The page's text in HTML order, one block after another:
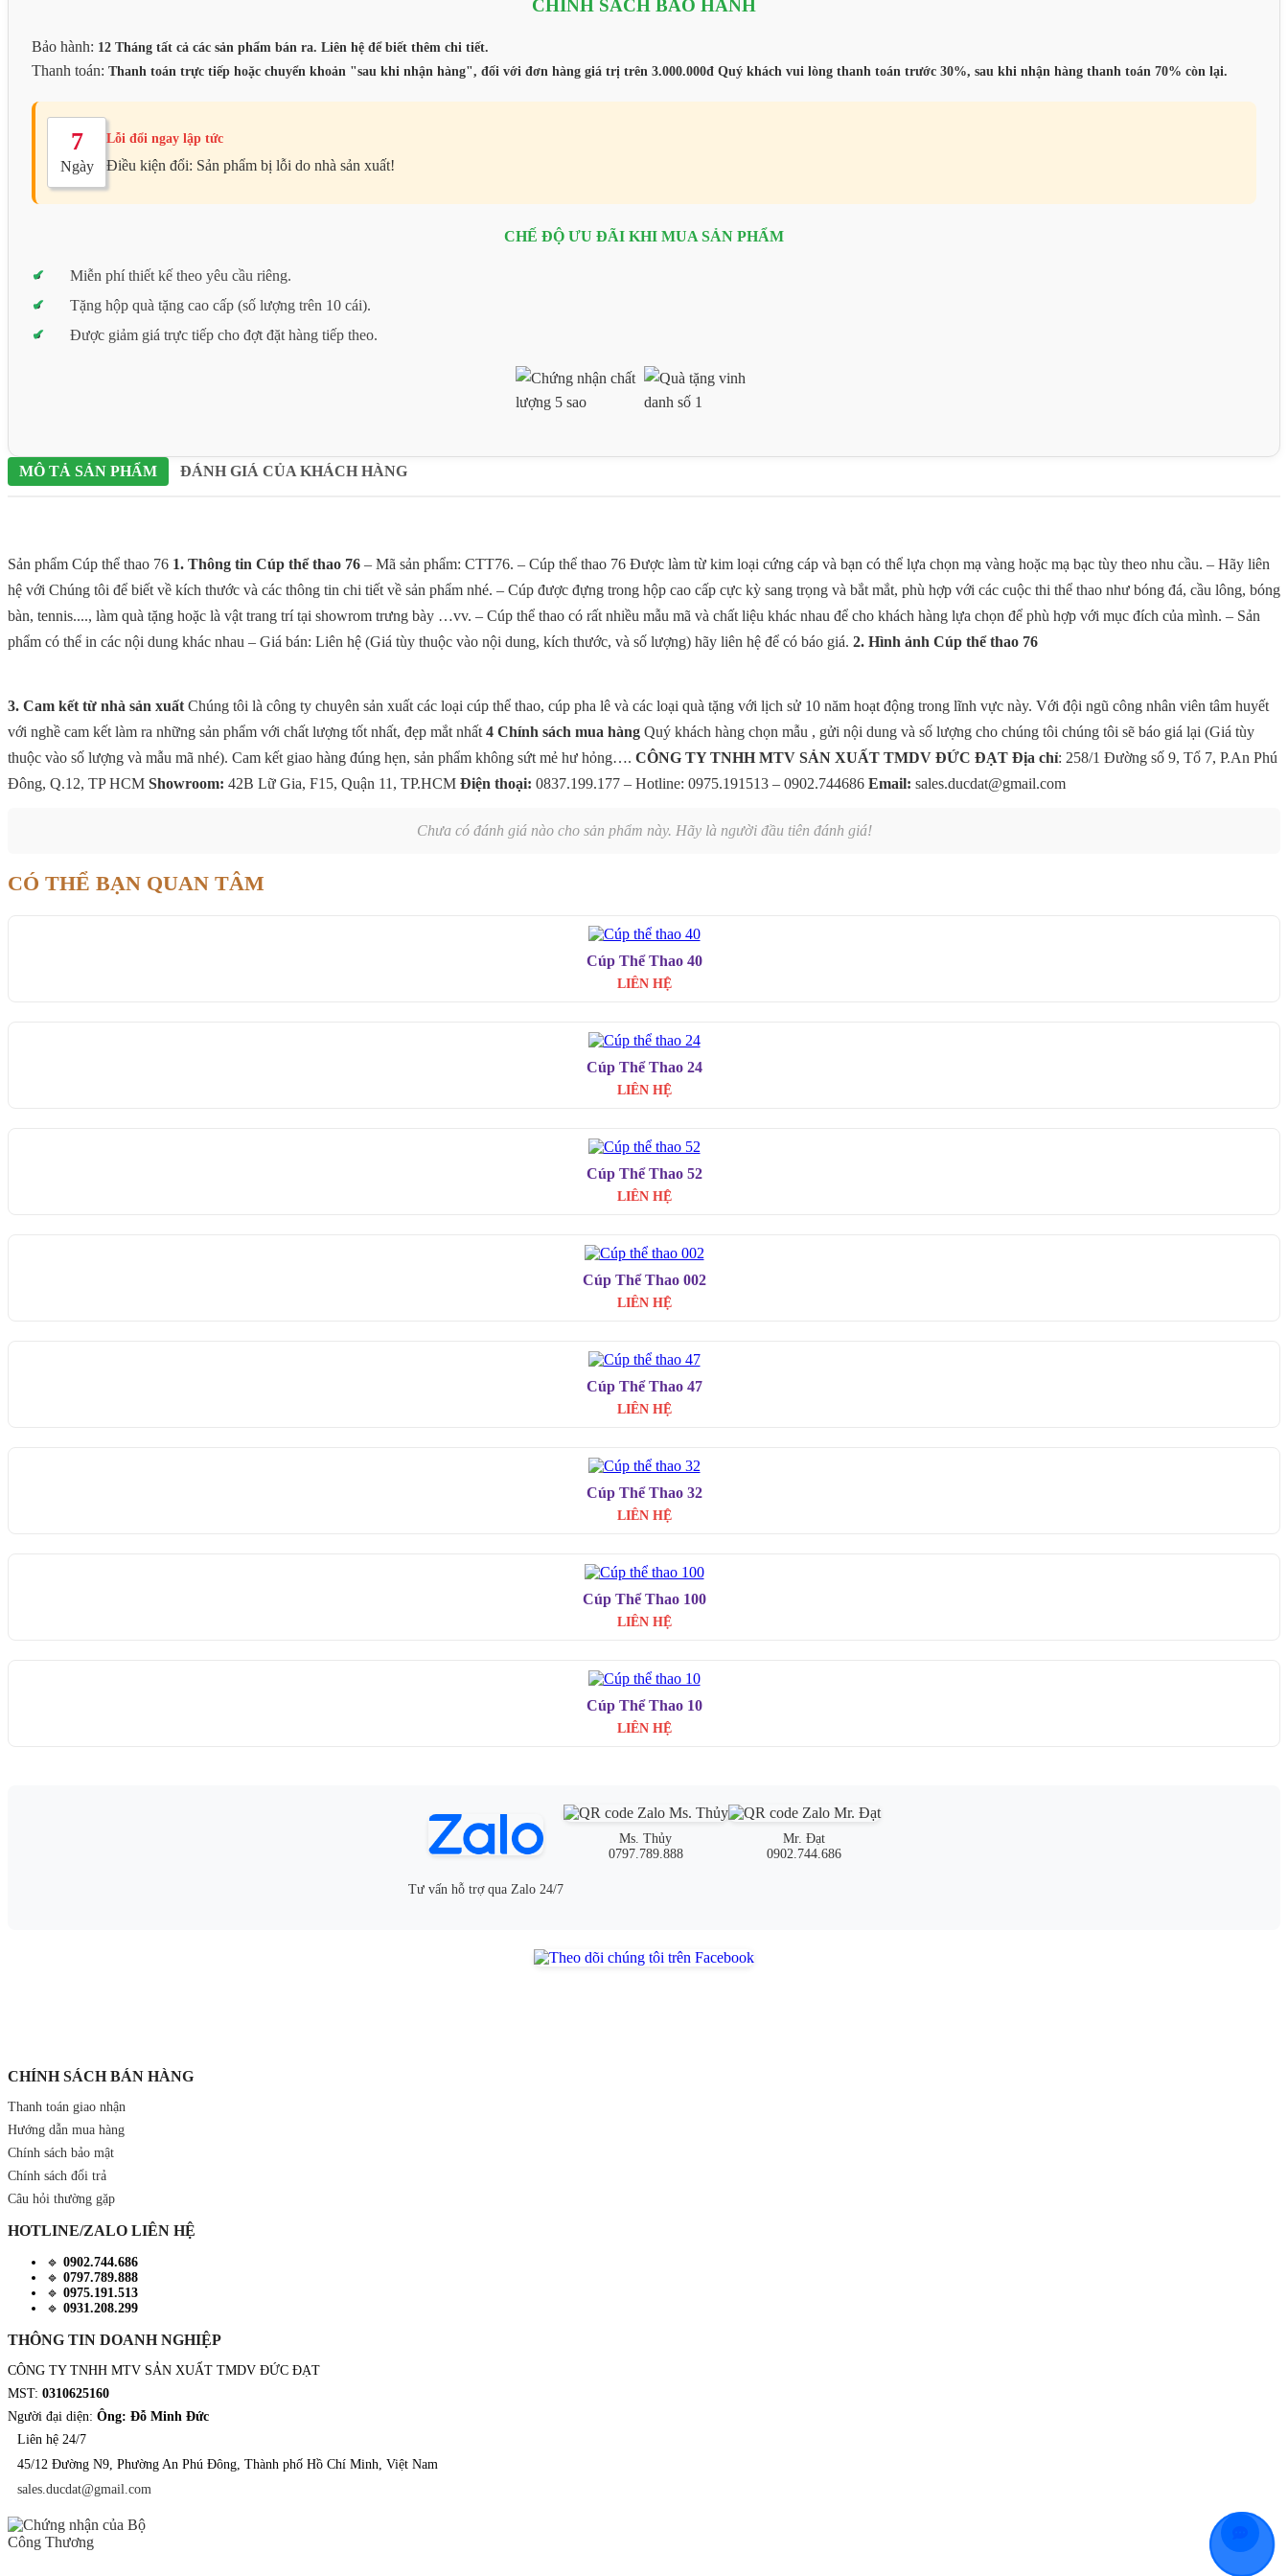
CHÍNH SÁCH BẢO HÀNH
Bảo hành: 12 Tháng tất cả các sản phẩm bán ra. Liên hệ để biết thêm chi tiết.
Thanh toán: Thanh toán trực tiếp hoặc chuyển khoản "sau khi nhận hàng", đối với đơn hàng giá trị trên 3.000.000đ Quý khách vui lòng thanh toán trước 30%, sau khi nhận hàng thanh toán 70% còn lại.
7
Ngày
Lỗi đổi ngay lập tức
Điều kiện đổi: Sản phẩm bị lỗi do nhà sản xuất!
CHẾ ĐỘ ƯU ĐÃI KHI MUA SẢN PHẨM
Miễn phí thiết kế theo yêu cầu riêng.
Tặng hộp quà tặng cao cấp (số lượng trên 10 cái).
Được giảm giá trực tiếp cho đợt đặt hàng tiếp theo.
MÔ TẢ SẢN PHẨM ĐÁNH GIÁ CỦA KHÁCH HÀNG
Sản phẩm Cúp thể thao 76 1. Thông tin Cúp thể thao 76 – Mã sản phẩm: CTT76. – Cúp thể thao 76 Được làm từ kim loại cứng cáp và bạn có thể lựa chọn mạ vàng hoặc mạ bạc tùy theo nhu cầu. – Hãy liên
hệ với Chúng tôi để biết về kích thước và các thông tin chi tiết về sản phẩm nhé. – Cúp được đựng trong hộp cao cấp cực kỳ sang trọng và bắt mắt, phù hợp với các cuộc thi thể thao như bóng đá, cầu lông, bóng
bàn, tennis...., làm quà tặng hoặc là vật trang trí tại showrom trưng bày …vv. – Cúp thể thao có rất nhiều mẫu mã và chất liệu khác nhau để cho khách hàng lựa chọn để phù hợp với mục đích của mình. – Sản
phẩm có thể in các nội dung khác nhau – Giá bán: Liên hệ (Giá tùy thuộc vào nội dung, kích thước, và số lượng) hãy liên hệ để có báo giá. 2. Hình ảnh Cúp thể thao 76
3. Cam kết từ nhà sản xuất Chúng tôi là công ty chuyên sản xuất các loại cúp thể thao, cúp pha lê và các loại quà tặng với lịch sử 10 năm hoạt động trong lĩnh vực này. Với đội ngũ công nhân viên tâm huyết
với nghề cam kết làm ra những sản phẩm với chất lượng tốt nhất, đẹp mắt nhất 4 Chính sách mua hàng Quý khách hàng chọn mẫu , gửi nội dung và số lượng cho chúng tôi chúng tôi sẽ báo giá lại (Giá tùy
thuộc vào số lượng và mẫu mã nhé). Cam kết giao hàng đúng hẹn, sản phẩm không sứt mẻ hư hỏng…. CÔNG TY TNHH MTV SẢN XUẤT TMDV ĐỨC ĐẠT Địa chỉ: 258/1 Đường số 9, Tổ 7, P.An Phú
Đông, Q.12, TP HCM Showroom: 42B Lữ Gia, F15, Quận 11, TP.HCM Điện thoại: 0837.199.177 – Hotline: 0975.191513 – 0902.744686 Email: sales.ducdat@gmail.com
Chưa có đánh giá nào cho sản phẩm này. Hãy là người đầu tiên đánh giá!
CÓ THỂ BẠN QUAN TÂM
Cúp Thể Thao 40
LIÊN HỆ
Cúp Thể Thao 24
LIÊN HỆ
Cúp Thể Thao 52
LIÊN HỆ
Cúp Thể Thao 002
LIÊN HỆ
Cúp Thể Thao 47
LIÊN HỆ
Cúp Thể Thao 32
LIÊN HỆ
Cúp Thể Thao 100
LIÊN HỆ
Cúp Thể Thao 10
LIÊN HỆ
Tư vấn hỗ trợ qua Zalo 24/7
Ms. Thủy
0797.789.888
Mr. Đạt
0902.744.686
CHÍNH SÁCH BÁN HÀNG
Thanh toán giao nhận
Hướng dẫn mua hàng
Chính sách bảo mật
Chính sách đổi trả
Câu hỏi thường gặp
HOTLINE/ZALO LIÊN HỆ
🔹 0902.744.686
🔹 0797.789.888
🔹 0975.191.513
🔹 0931.208.299
THÔNG TIN DOANH NGHIỆP
CÔNG TY TNHH MTV SẢN XUẤT TMDV ĐỨC ĐẠT
MST: 0310625160
Người đại diện: Ông: Đỗ Minh Đức
Liên hệ 24/7
45/12 Đường N9, Phường An Phú Đông, Thành phố Hồ Chí Minh, Việt Nam
sales.ducdat@gmail.com